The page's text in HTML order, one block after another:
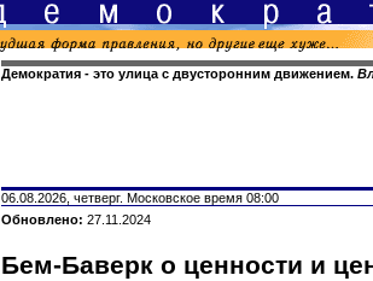
Демократия - это улица с двусторонним движением.
06.08.2026, четверг. Московское время 08:00
Обновлено: 27.11.2024
Бем-Баверк о ценности и